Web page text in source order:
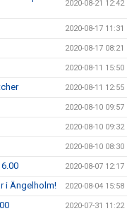
2020-08-21 12:42
2020-08-17 11:31
2020-08-17 08:21
2020-08-11 15:50
2020-08-11 12:55
2020-08-10 09:57
2020-08-10 09:32
2020-08-10 08:30
2020-08-07 12:17
i Ängelholm! 2020-08-04 15:58
2020-07-31 11:22